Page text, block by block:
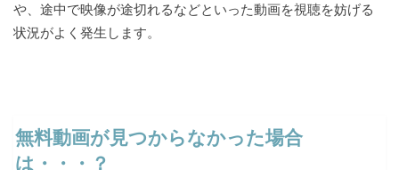
や、途中で映像が途切れるなどといった動画を視聴を妨げる
状況がよく発生します。
無料動画が見つからなかった場合
は・・・？